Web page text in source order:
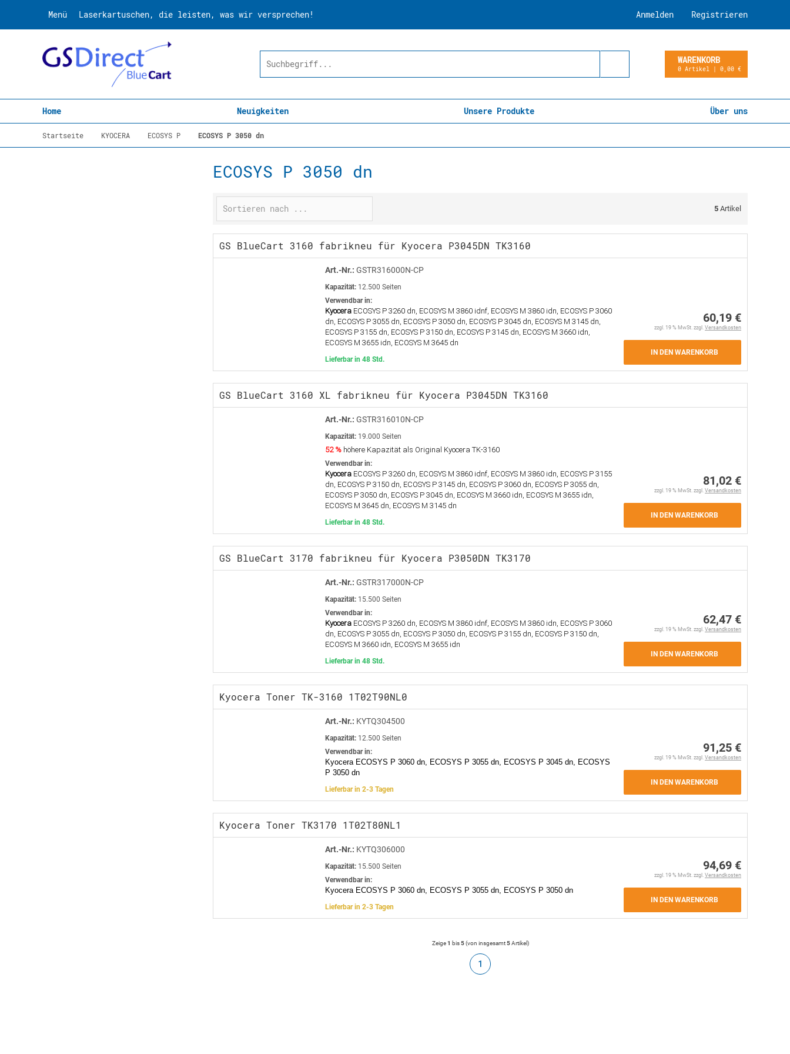
Menü Laserkartuschen, die leisten, was wir versprechen! Registrieren
Anmelden
WARENKORB
0 Artikel | 0,00 €
Home Neuigkeiten Unsere Produkte Über uns
Startseite KYOCERA ECOSYS P ECOSYS P 3050 dn
ECOSYS P 3050 dn
5 Artikel
GS BlueCart 3160 fabrikneu für Kyocera P3045DN TK3160
Art.-Nr.: GSTR316000N-CP
Kapazität: 12.500 Seiten
Verwendbar in:
Kyocera ECOSYS P 3260 dn, ECOSYS M 3860 idnf, ECOSYS M 3860 idn, ECOSYS P 3060
dn, ECOSYS P 3055 dn, ECOSYS P 3050 dn, ECOSYS P 3045 dn, ECOSYS M 3145 dn,
ECOSYS P 3155 dn, ECOSYS P 3150 dn, ECOSYS P 3145 dn, ECOSYS M 3660 idn,
ECOSYS M 3655 idn, ECOSYS M 3645 dn
Lieferbar in 48 Std.
60,19 €
zzgl. 19 % MwSt. zzgl. Versandkosten
IN DEN WARENKORB
GS BlueCart 3160 XL fabrikneu für Kyocera P3045DN TK3160
Art.-Nr.: GSTR316010N-CP
Kapazität: 19.000 Seiten
52 % höhere Kapazität als Original Kyocera TK-3160
Verwendbar in:
Kyocera ECOSYS P 3260 dn, ECOSYS M 3860 idnf, ECOSYS M 3860 idn, ECOSYS P 3155
dn, ECOSYS P 3150 dn, ECOSYS P 3145 dn, ECOSYS P 3060 dn, ECOSYS P 3055 dn,
ECOSYS P 3050 dn, ECOSYS P 3045 dn, ECOSYS M 3660 idn, ECOSYS M 3655 idn,
ECOSYS M 3645 dn, ECOSYS M 3145 dn
Lieferbar in 48 Std.
81,02 €
zzgl. 19 % MwSt. zzgl. Versandkosten
IN DEN WARENKORB
GS BlueCart 3170 fabrikneu für Kyocera P3050DN TK3170
Art.-Nr.: GSTR317000N-CP
Kapazität: 15.500 Seiten
Verwendbar in:
Kyocera ECOSYS P 3260 dn, ECOSYS M 3860 idnf, ECOSYS M 3860 idn, ECOSYS P 3060
dn, ECOSYS P 3055 dn, ECOSYS P 3050 dn, ECOSYS P 3155 dn, ECOSYS P 3150 dn,
ECOSYS M 3660 idn, ECOSYS M 3655 idn
Lieferbar in 48 Std.
62,47 €
zzgl. 19 % MwSt. zzgl. Versandkosten
IN DEN WARENKORB
Kyocera Toner TK-3160 1T02T90NL0
Art.-Nr.: KYTQ304500
Kapazität: 12.500 Seiten
Verwendbar in:
Kyocera ECOSYS P 3060 dn, ECOSYS P 3055 dn, ECOSYS P 3045 dn, ECOSYS
P 3050 dn
Lieferbar in 2-3 Tagen
91,25 €
zzgl. 19 % MwSt. zzgl. Versandkosten
IN DEN WARENKORB
Kyocera Toner TK3170 1T02T80NL1
Art.-Nr.: KYTQ306000
Kapazität: 15.500 Seiten
Verwendbar in:
Kyocera ECOSYS P 3060 dn, ECOSYS P 3055 dn, ECOSYS P 3050 dn
Lieferbar in 2-3 Tagen
94,69 €
zzgl. 19 % MwSt. zzgl. Versandkosten
IN DEN WARENKORB
Zeige1 bis5(von insgesamt5Artikel)
1